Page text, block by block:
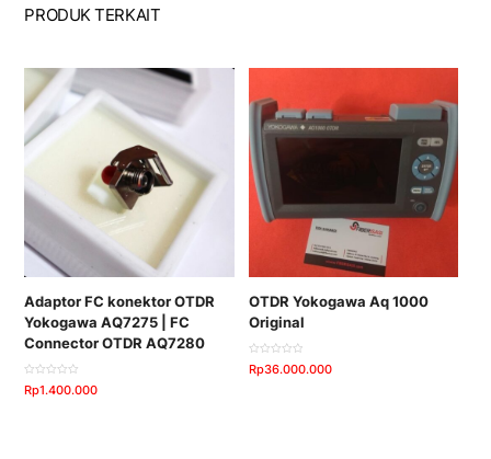
PRODUK TERKAIT
Adaptor FC konektor OTDR
Yokogawa AQ7275 | FC
Connector OTDR AQ7280
D
iRp1.400.000
OTDR Yokogawa Aq 1000
Original
D
iRp36.000.000